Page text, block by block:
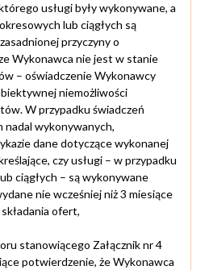
usługi były wykonywane, a
lub ciągłych są
przyczyny o
Wykonawca nie jest w stanie
– oświadczenie Wykonawcy
niemożliwości
W przypadku świadczeń
nadal wykonywanych,
dane dotyczące wykonanej
czy usługi – w przypadku
ciągłych – są wykonywane
nie wcześniej niż 3 miesiące
ofert,
stanowiącego Załącznik nr 4
potwierdzenie, że Wykonawca